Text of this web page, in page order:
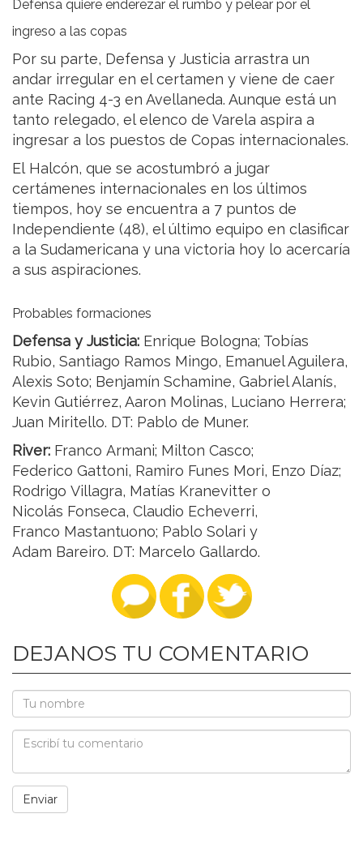
Defensa quiere enderezar el rumbo y pelear por el
ingreso a las copas
Por su parte, Defensa y Justicia arrastra un
andar irregular en el certamen y viene de caer
ante Racing 4-3 en Avellaneda. Aunque está un
tanto relegado, el elenco de Varela aspira a
ingresar a los puestos de Copas internacionales.
El Halcón, que se acostumbró a jugar
certámenes internacionales en los últimos
tiempos, hoy se encuentra a 7 puntos de
Independiente (48), el último equipo en clasificar
a la Sudamericana y una victoria hoy lo acercaría
a sus aspiraciones.
Probables formaciones
Defensa y Justicia: Enrique Bologna; Tobías
Rubio, Santiago Ramos Mingo, Emanuel Aguilera,
Alexis Soto; Benjamín Schamine, Gabriel Alanís,
Kevin Gutiérrez, Aaron Molinas, Luciano Herrera;
Juan Miritello. DT: Pablo de Muner.
River: Franco Armani; Milton Casco;
Federico Gattoni, Ramiro Funes Mori, Enzo Díaz;
Rodrigo Villagra, Matías Kranevitter o
Nicolás Fonseca, Claudio Echeverri,
Franco Mastantuono; Pablo Solari y
Adam Bareiro. DT: Marcelo Gallardo.
DEJANOS TU COMENTARIO